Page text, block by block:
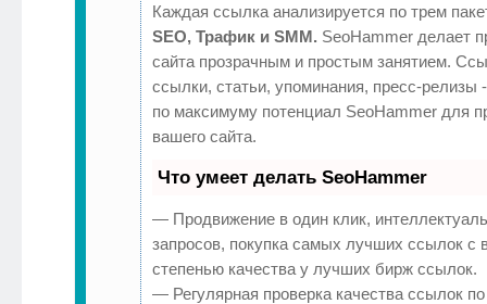
Каждая ссылка анализируется по трем
SEO, Трафик и SMM. SeoHammer делает
сайта прозрачным и простым занятием.
ссылки, статьи, упоминания, пресс-релизы
по максимуму потенциал SeoHammer для
вашего сайта.
Что умеет делать SeoHammer
— Продвижение в один клик,
запросов, покупка самых лучших ссылок с
степенью качества у лучших бирж ссылок.
— Регулярная проверка качества ссылок